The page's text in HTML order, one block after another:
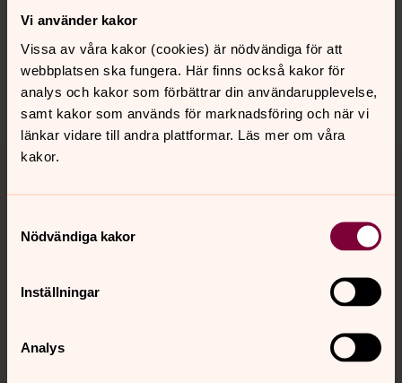
Vi använder kakor
Vissa av våra kakor (cookies) är nödvändiga för att
webbplatsen ska fungera. Här finns också kakor för
analys och kakor som förbättrar din användarupplevelse,
samt kakor som används för marknadsföring och när vi
länkar vidare till andra plattformar. Läs mer om våra
kakor.
Nödvändiga kakor
Inställningar
Analys
Synpunkter eller frågor på sidans
innehåll?
ulricehamn.pastorat@svenskakyrkan.se
Dela
Tillbaka till toppen
Tillbaka till innehållet
Kontakt